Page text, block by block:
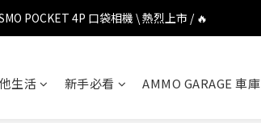
POCKET 4P 口袋相機 \ 熱烈上市 / 🔥
POCKET 4P 口袋相機 \ 熱烈上市 / 🔥
Ultra Hello Kitty 聯名限定套裝 \ 時尚上市 / 🔥
生活 新手必看 AMMO GARAGE 車庫